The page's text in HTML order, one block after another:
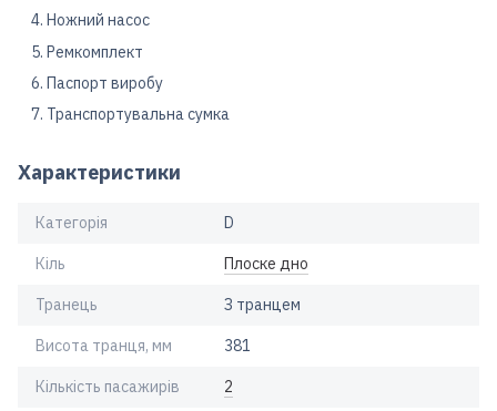
Ножний насос
Ремкомплект
Паспорт виробу
Транспортувальна сумка
Характеристики
Категорія D
Кіль Плоске дно
Транець З транцем
Висота транця, мм 381
Кількість пасажирів 2